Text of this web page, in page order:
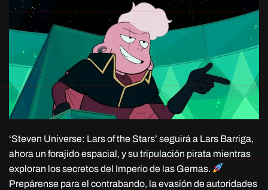
‘Steven Universe: Lars of the Stars’ seguirá a Lars Barriga,
ahora un forajido espacial, y su tripulación pirata mientras
exploran los secretos del Imperio de las Gemas.
Prepárense para el contrabando, la evasión de autoridades